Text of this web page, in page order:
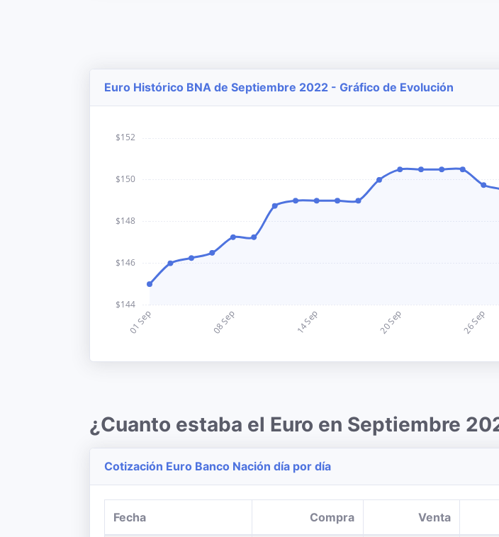
Euro Histórico BNA de Septiembre 2022 - Gráfico de Evolución
¿Cuanto estaba el Euro en Septiembre
Cotización Euro Banco Nación día por día
Fecha Compra Venta